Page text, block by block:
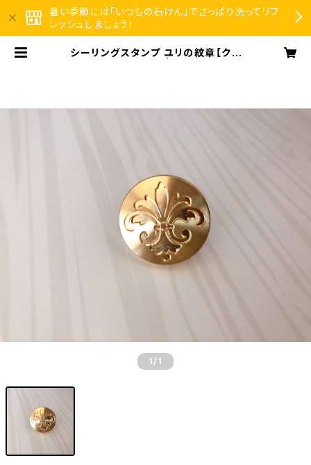
暑い季節には「いつもの石けん」でさっぱり洗ってリフ
レッシュしましょう！
シーリングスタンプ ユリの紋章【クリ
1 /1